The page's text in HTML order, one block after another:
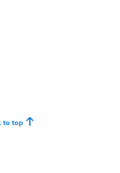
to top